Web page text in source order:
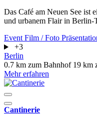
Das Café am Neuen See ist
und urbanem Flair in Berlin-
Event Film / Foto
+3
Berlin
0.7 km zum Bahnhof 19 km
Mehr erfahren
Cantinerie